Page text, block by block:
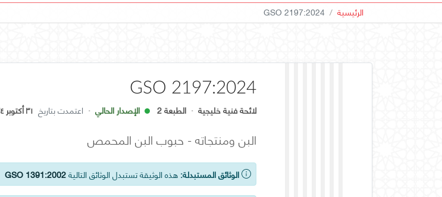
الرئيسية GSO 2197:2024
GSO 2197:2024
لائحة فنية خليجية · الطبعة 2 الإصدار الحالي · اعتمدت بتاريخ ٣١ أكتوبر ٢٠٢٤
البن ومنتجاته - حبوب البن المحمص
الوثائق المستبدلة: هذه الوثيقة تستبدل الوثائق التاليةGSO 1391:2002